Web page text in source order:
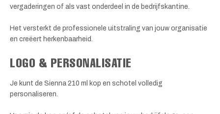
vergaderingen of als vast onderdeel in de bedrijfskantine.
Het versterkt de professionele uitstraling van jouw organisatie
en creëert herkenbaarheid.
LOGO & PERSONALISATIE
Je kunt de Sienna 210 ml kop en schotel volledig
personaliseren.